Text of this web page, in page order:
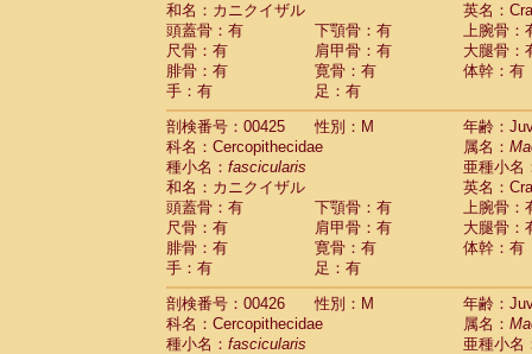
和名：カニクイザル
英名：
頭蓋骨：有
下顎骨：有
上腕骨：
尺骨：有
肩甲骨：有
大腿骨：
腓骨：有
寛骨：有
体幹：有
手：有
足：有
剖検番号：00425
性別：M
年齢：
科名：Cercopithecidae
属名：
種小名： fascicularis
亜種小名
和名：カニクイザル
英名：
頭蓋骨：有
下顎骨：有
上腕骨：
尺骨：有
肩甲骨：有
大腿骨：
腓骨：有
寛骨：有
体幹：有
手：有
足：有
剖検番号：00426
性別：M
年齢：
科名：Cercopithecidae
属名：
種小名： fascicularis
亜種小名